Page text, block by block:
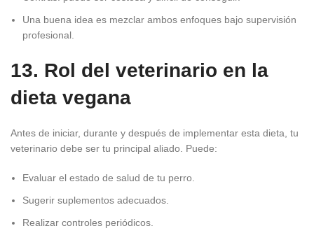
Una buena idea es mezclar ambos enfoques bajo supervisión
profesional.
13. Rol del veterinario en la
dieta vegana
Antes de iniciar, durante y después de implementar esta dieta, tu
veterinario debe ser tu principal aliado. Puede:
Evaluar el estado de salud de tu perro.
Sugerir suplementos adecuados.
Realizar controles periódicos.